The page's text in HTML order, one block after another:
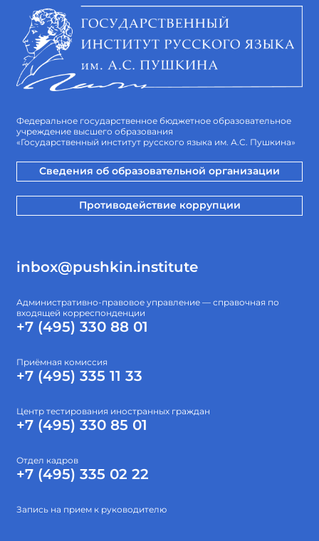
Федеральное государственное бюджетное образовательное
учреждение высшего образования
«Государственный институт русского языка им. А.С. Пушкина»
Сведения об образовательной организации
Противодействие коррупции
inbox@pushkin.institute
Административно-правовое управление — справочная по
входящей корреспонденции
+7 (495) 330 88 01
Приёмная комиссия
+7 (495) 335 11 33
Центр тестирования иностранных граждан
+7 (495) 330 85 01
Отдел кадров
+7 (495) 335 02 22
Запись на прием к руководителю